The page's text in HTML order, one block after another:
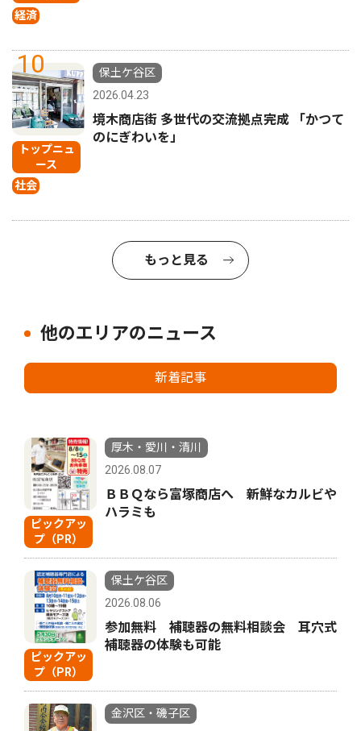
経済
10
トップニュ
ース
社会
保土ケ谷区
2026.04.23
境木商店街 多世代の交流拠点完成 「かつて
のにぎわいを」
もっと見る
他のエリアのニュース
新着記事
ピックアッ
プ（PR）
厚木・愛川・清川
2026.08.07
ＢＢＱなら富塚商店へ 新鮮なカルビや
ハラミも
ピックアッ
プ（PR）
保土ケ谷区
2026.08.06
参加無料 補聴器の無料相談会 耳穴式
補聴器の体験も可能
金沢区・磯子区